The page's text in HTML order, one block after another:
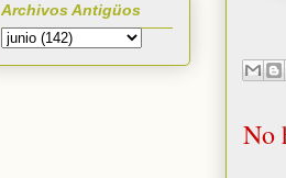
No
Archivos Antigüos